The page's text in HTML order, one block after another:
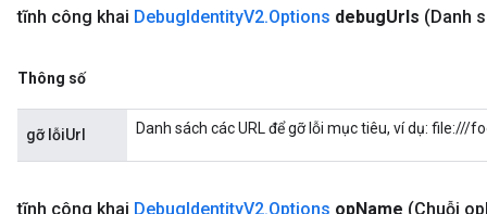
tĩnh công khai DebugIdentityV2.Options debugUrls (Danh
Thông số
gỡ lỗiUrl Danh sách các URL để gỡ lỗi mục tiêu, ví dụ: file:///
tĩnh công khai DebugIdentityV2.Options opName (Chuỗi op